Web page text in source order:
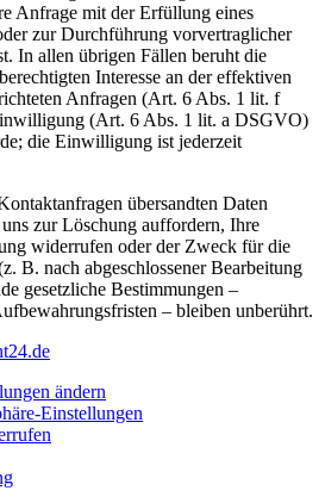
Anfrage mit der Erfüllung eines
zur Durchführung vorvertraglicher
In allen übrigen Fällen beruht die
Interesse an der effektiven
Anfragen (Art. 6 Abs. 1 lit. f
(Art. 6 Abs. 1 lit. a DSGVO)
die Einwilligung ist jederzeit
übersandten Daten
zur Löschung auffordern, Ihre
widerrufen oder der Zweck für die
B. nach abgeschlossener Bearbeitung
gesetzliche Bestimmungen –
– bleiben unberührt.
ändern
Einstellungen